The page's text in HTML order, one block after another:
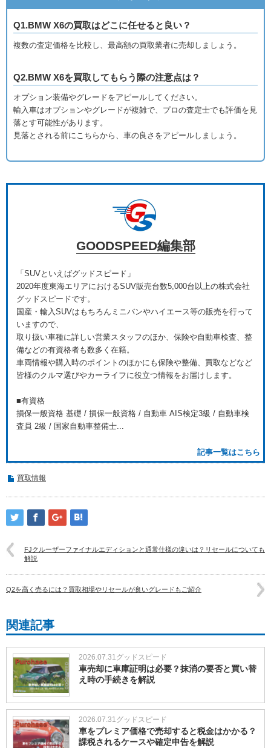
Q1.BMW X6の買取はどこに任せると良い？
複数の査定価格を比較し、最高額の買取業者に売却しましょう。
Q2.BMW X6を買取してもらう際の注意点は？
オプション装備やグレードをアピールしてください。
輸入車はオプションやグレードが複雑で、プロの査定士でも評価を見
落とす可能性があります。
見落とされる前にこちらから、車の良さをアピールしましょう。
GOODSPEED編集部
「SUVといえばグッドスピード」
2020年度東海エリアにおけるSUV販売台数5,000台以上の株式会社
グッドスピードです。
国産・輸入SUVはもちろんミニバンやハイエース等の販売を行って
いますので、
取り扱い車種に詳しい営業スタッフのほか、保険や自動車検査、整
備などの有資格者も数多く在籍。
車両情報や購入時のポイントのほかにも保険や整備、買取などなど
皆様のクルマ選びやカーライフに役立つ情報をお届けします。
■有資格
損保一般資格 基礎 / 損保一般資格 / 自動車 AIS検定3級 / 自動車検
査員 2級 / 国家自動車整備士...
記事一覧はこちら
買取情報
FJクルーザーファイナルエディションと通常仕様の違いは？リセールについても
解説
Q2を高く売るには？買取相場やリセールが良いグレードもご紹介
関連記事
2026.07.31グッドスピード
車売却に車庫証明は必要？抹消の要否と買い替
え時の手続きを解説
2026.07.31グッドスピード
車をプレミア価格で売却すると税金はかかる？
課税されるケースや確定申告を解説